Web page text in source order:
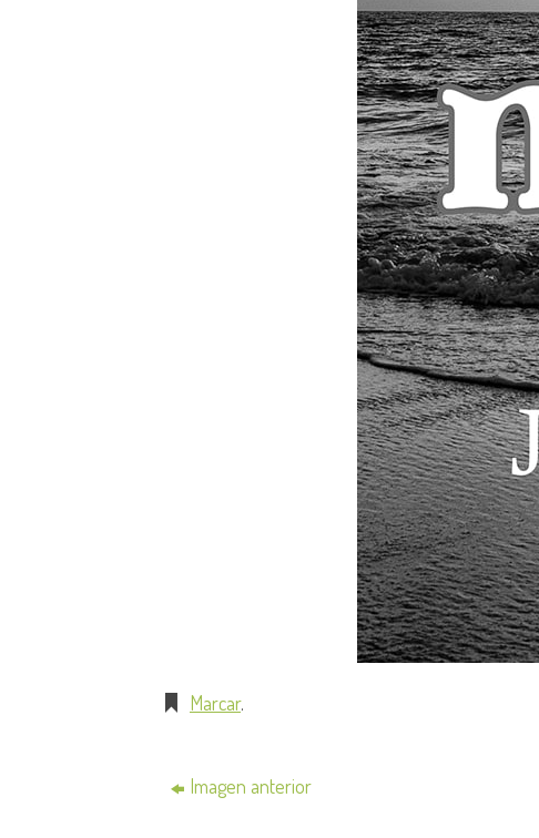
Marcar.
Imagen anterior